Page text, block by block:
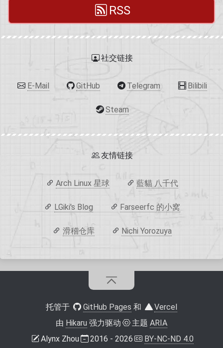
RSS
社交链接
E-Mail GitHub Telegram Bilibili
Steam
友情链接
Arch Linux 星球 藍貓 八千代
LGiki's Blog Farseerfc 的小窝
滑稽仓库 Nichi Yorozuya
Alynx Zhou 2016 - 2026 BY-NC-ND 4.0
托管于 GitHub Pages 和
Vercel
由 Hikaru 强力驱动 主题ARIA